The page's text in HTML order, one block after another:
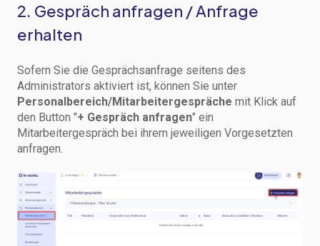
2. Gespräch anfragen / Anfrage
erhalten
Sofern Sie die Gesprächsanfrage seitens des
Administrators aktiviert ist, können Sie unter
Personalbereich/Mitarbeitergespräche mit Klick auf
den Button "+ Gespräch anfragen" ein
Mitarbeitergespräch bei ihrem jeweiligen Vorgesetzten
anfragen.